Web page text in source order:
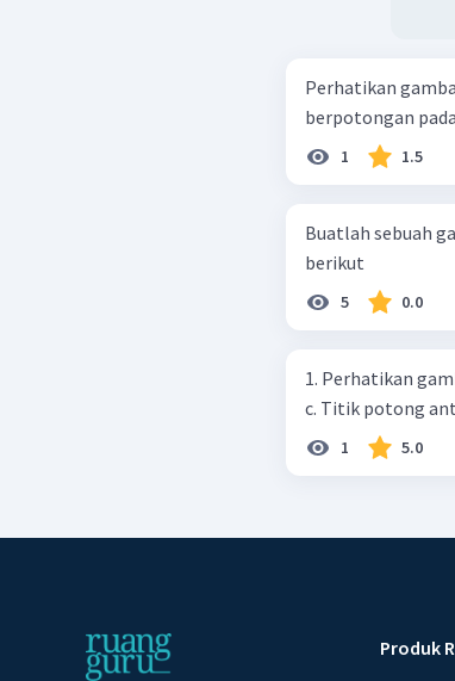
Perhatikan gambar! Tentukan manakah garis sejajar
berpotongan
1 1.5
Buatlah sebuah
berikut
5 0.0
1. Perhatikan gambar di bawah ini
c. Titik potong
1 5.0
Produk